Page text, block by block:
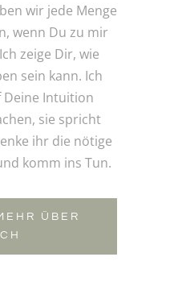
wir jede Menge
wenn Du zu mir
zeige Dir, wie
sein kann. Ich
Deine Intuition
sie spricht
ihr die nötige
komm ins Tun.
ÜBER